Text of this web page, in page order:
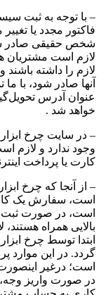
– با توجه به ثبت
فاکتور مجدد یا
شخص حقیقی صادر
لازم است مشتریان
لازم را داشته باشند
آنها صادر شود، با
عنوان آدرس
خواهد شد .
– در سایت چرخ
وجود ندارد و لازم
کارت یا پرداخت
– از آنجا که چرخ
است، سفارش یک
است، در صورت ثبت
بالایی همراه
ابتدا توسط چرخ
گردد. در این موارد
است؛ درغیر